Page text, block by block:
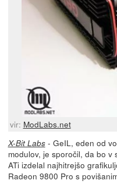
vir: ModLabs.net
X-Bit Labs- GeIL, eden od
modulov, je sporočil, da bo v
ATi izdelal najhitrejšo
Radeon 9800 Pro s